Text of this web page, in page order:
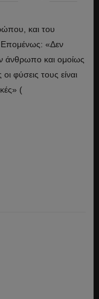
και του
Επομένως: «Δεν
άνθρωπο και ομοίως
φύσεις τους είναι
(